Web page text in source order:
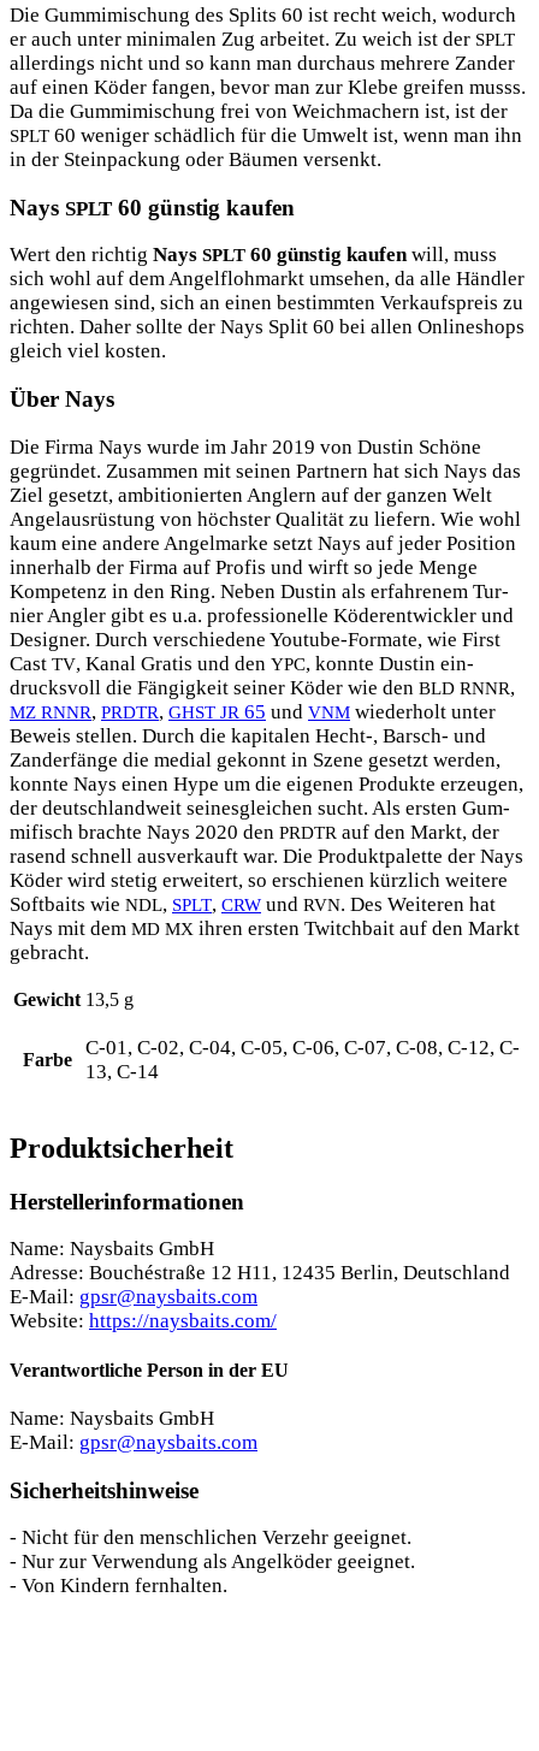
Die Gum­mi­mi­schung des Splits 60 ist recht weich, wodurch
er auch unter mini­ma­len Zug arbei­tet. Zu weich ist der SPLT
aller­dings nicht und so kann man durch­aus meh­re­re Zan­der
auf einen Köder fan­gen, bevor man zur Kle­be grei­fen musss.
Da die Gum­mi­mi­schung frei von Weich­ma­chern ist, ist der
SPLT 60 weni­ger schäd­lich für die Umwelt ist, wenn man ihn
in der Stein­pa­ckung oder Bäu­men versenkt.
Nays SPLT 60 günstig kaufen
Wert den rich­tig Nays SPLT 60 güns­tig kau­fenwill, muss
sich wohl auf dem Angel­floh­markt umse­hen, da alle Händ­ler
ange­wie­sen sind, sich an einen bestimm­ten Ver­kaufs­preis zu
rich­ten. Daher soll­te der Nays Split 60 bei allen Online­shops
gleich viel kosten.
Über Nays
Die Fir­ma Nays wur­de im Jahr 2019 von Dus­tin Schö­ne
gegrün­det. Zusam­men mit sei­nen Part­nern hat sich Nays das
Ziel gesetzt, ambi­tio­nier­ten Ang­lern auf der gan­zen Welt
Angel­aus­rüs­tung von höchs­ter Qua­li­tät zu lie­fern. Wie wohl
kaum eine ande­re Angel­mar­ke setzt Nays auf jeder Posi­ti­on
inner­halb der Fir­ma auf Pro­fis und wirft so jede Men­ge
Kom­pe­tenz in den Ring. Neben Dus­tin als erfah­re­nem Tur­
nier Ang­ler gibt es u.a. pro­fes­sio­nel­le Köder­ent­wick­ler und
Desi­gner. Durch ver­schie­de­ne You­tube-For­ma­te, wie First
Cast TV, Kanal Gra­tis und den YPC, konn­te Dus­tin ein­
drucks­voll die Fän­gig­keit sei­ner Köder wie den BLD RNNR,
MZ RNNR, PRDTR, GHST JR 65 und VNM wie­der­holt unter
Beweis stel­len. Durch die kapi­ta­len Hecht‑, Barsch- und
Zan­der­fän­ge die medi­al gekonnt in Sze­ne gesetzt wer­den,
konn­te Nays einen Hype um die eige­nen Pro­duk­te erzeu­gen,
der deutsch­land­weit sei­nes­glei­chen sucht. Als ers­ten Gum­
mi­fisch brach­te Nays 2020 den PRDTR auf den Markt, der
rasend schnell aus­ver­kauft war. Die Pro­dukt­pa­let­te der Nays
Köder wird ste­tig erwei­tert, so erschie­nen kürz­lich wei­te­re
Soft­baits wie NDL, SPLT, CRW und RVN. Des Wei­te­ren hat
Nays mit dem MD MX ihren ers­ten Twitch­bait auf den Markt
gebracht.
Gewicht 13,5 g
Farbe
C-01, C-02, C-04, C-05, C-06, C-07, C-08, C-12, C-
13, C-14
Produktsicherheit
Herstellerinformationen
Name: Naysbaits GmbH
Adresse: Bouchéstraße 12 H11, 12435 Berlin, Deutschland
E-Mail: gpsr@naysbaits.com
Website: https://naysbaits.com/
Verantwortliche Person in der EU
Name: Naysbaits GmbH
E-Mail: gpsr@naysbaits.com
Sicherheitshinweise
- Nicht für den menschlichen Verzehr geeignet.
- Nur zur Verwendung als Angelköder geeignet.
- Von Kindern fernhalten.